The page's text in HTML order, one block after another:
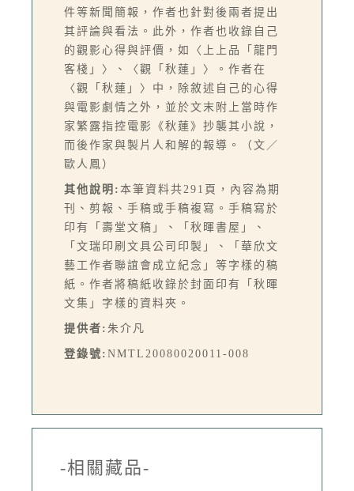
件等新聞簡報，作者也針對後兩者提出
其評論與看法。此外，作者也收錄自己
的觀影心得與評價，如〈上上品「龍門
客棧」〉、〈觀「秋蓮」〉。作者在
〈觀「秋蓮」〉中，除敘述自己的心得
與電影劇情之外，並於文末附上當時作
家繁露指控電影《秋蓮》抄襲其小說，
而後作家與製片人和解的報導。（文／
歐人鳳）
其他說明: 本筆資料共291頁，內容為期
刊、剪報、手稿或手稿複寫。手稿寫於
印有「壽堂文稿」、「秋暉書屋」、
「文瑞印刷文具公司印製」、「華欣文
藝工作者聯誼會成立紀念」等字樣的稿
紙。作者將稿紙收錄於封面印有「秋暉
文集」字樣的資料夾。
提供者: 朱介凡
登錄號: NMTL20080020011-008
-相關藏品-